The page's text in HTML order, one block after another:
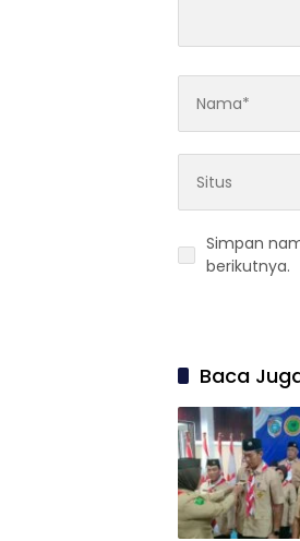
Simpan
berikutnya.
Baca